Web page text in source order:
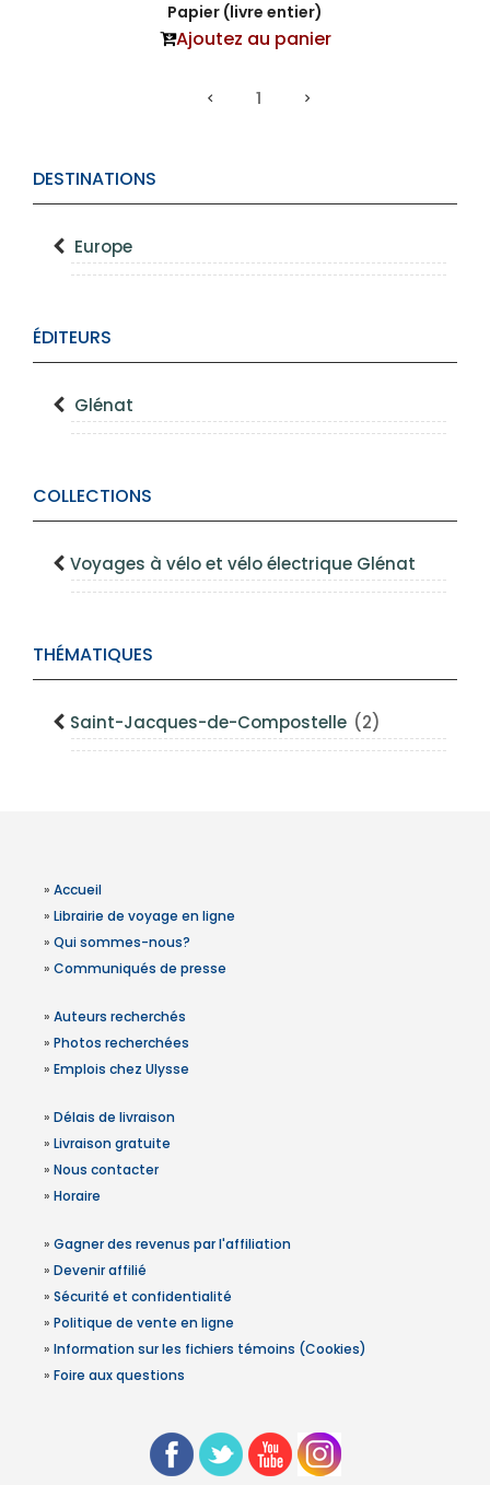
DESTINATIONS
Europe
ÉDITEURS
Glénat
COLLECTIONS
Voyages à vélo et vélo électrique Glénat
THÉMATIQUES
Saint-Jacques-de-Compostelle (2)
Papier (livre entier)
Ajoutez au panier
1
» Accueil
» Librairie de voyage en ligne
» Qui sommes-nous?
» Communiqués de presse
» Auteurs recherchés
» Photos recherchées
» Emplois chez Ulysse
» Délais de livraison
» Livraison gratuite
» Nous contacter
» Horaire
» Gagner des revenus par l'affiliation
» Devenir affilié
» Sécurité et confidentialité
» Politique de vente en ligne
» Information sur les fichiers témoins (Cookies)
» Foire aux questions